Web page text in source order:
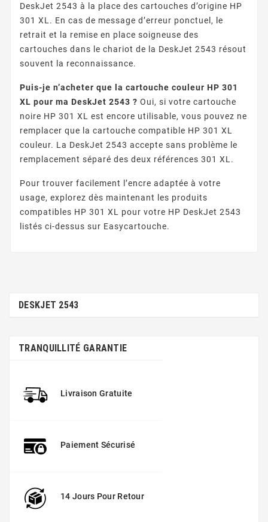
DeskJet 2543 à la place des cartouches d’origine HP
301 XL. En cas de message d’erreur ponctuel, le
retrait et la remise en place soigneuse des
cartouches dans le chariot de la DeskJet 2543 résout
souvent la reconnaissance.
Puis-je n’acheter que la cartouche couleur HP 301
XL pour ma DeskJet 2543 ? Oui, si votre cartouche
noire HP 301 XL est encore utilisable, vous pouvez ne
remplacer que la cartouche compatible HP 301 XL
couleur. La DeskJet 2543 accepte sans problème le
remplacement séparé des deux références 301 XL.
Pour trouver facilement l’encre adaptée à votre
usage, explorez dès maintenant les produits
compatibles HP 301 XL pour votre HP DeskJet 2543
listés ci-dessus sur Easycartouche.
DESKJET 2543
TRANQUILLITÉ GARANTIE
Livraison Gratuite
Paiement Sécurisé
14 Jours Pour Retour